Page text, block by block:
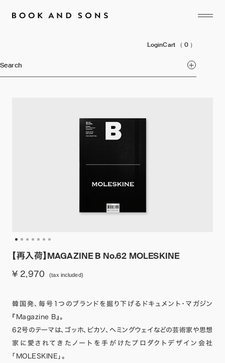
LoginCart （ 0 ）
Search
【再入荷】MAGAZINE B No.62 MOLESKINE
¥ 2,970 (tax included)
韓国発、毎号1つのブランドを掘り下げるドキュメント・マガジン
『Magazine B』。
62号のテーマは、ゴッホ、ピカソ、ヘミングウェイなどの芸術家や思想
家に愛されてきたノートを手がけたプロダクトデザイン会社
「MOLESKINE」。